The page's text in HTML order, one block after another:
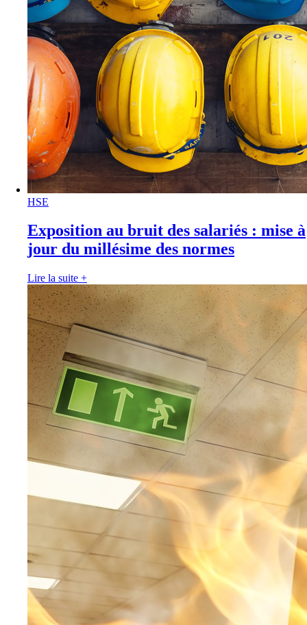
HSE
Exposition au bruit des salariés : mise à
jour du millésime des normes
Lire la suite +